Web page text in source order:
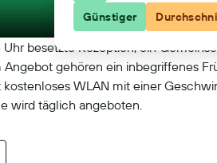
Uhr besetzte Rezeption, ein
Angebot gehören ein inbegriffenes
kostenloses WLAN mit einer
wird täglich angeboten.
Günstiger